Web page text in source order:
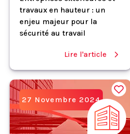
travaux en hauteur : un
enjeu majeur pour la
sécurité au travail
Lire l'article
27 Novembre 2024